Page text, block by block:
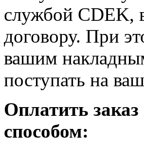
службой CDEK,
договору. При
вашим
поступать на
Оплатить
способом: